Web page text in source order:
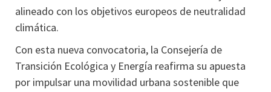
alineado con los objetivos europeos de neutralidad
climática.
Con esta nueva convocatoria, la Consejería de
Transición Ecológica y Energía reafirma su apuesta
por impulsar una movilidad urbana sostenible que